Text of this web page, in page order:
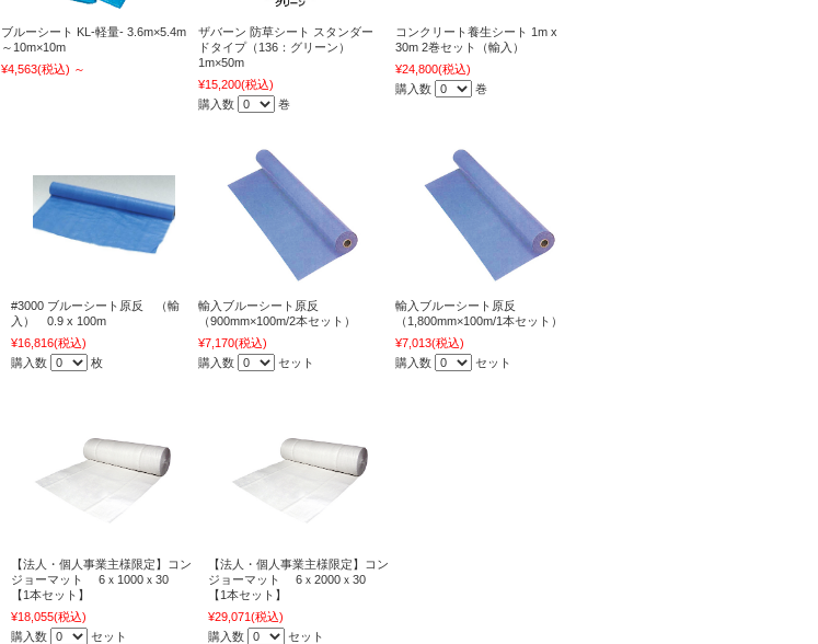
ブルーシート KL-軽量- 3.6m×5.4m
～10m×10m
¥4,563(税込) ～
ザバーン 防草シート スタンダー
ドタイプ（136：グリーン）
1m×50m
¥15,200(税込)
購入数
巻
コンクリート養生シート 1m x
30m 2巻セット（輸入）
¥24,800(税込)
購入数
巻
#3000 ブルーシート原反 （輸
入） 0.9 x 100m
¥16,816(税込)
購入数
枚
輸入ブルーシート原反
（900mm×100m/2本セット）
¥7,170(税込)
購入数
セット
輸入ブルーシート原反
（1,800mm×100m/1本セット）
¥7,013(税込)
購入数
セット
【法人・個人事業主様限定】コン
ジョーマット 6ｘ1000ｘ30
【1本セット】
¥18,055(税込)
購入数
セット
【法人・個人事業主様限定】コン
ジョーマット 6ｘ2000ｘ30
【1本セット】
¥29,071(税込)
購入数
セット